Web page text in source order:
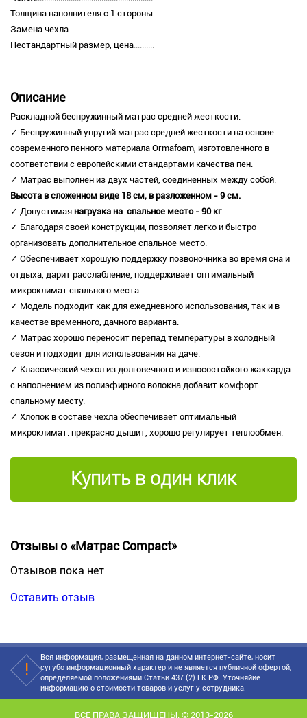
Толщина наполнителя с 1 стороны
Замена чехла
Нестандартный размер, цена
Описание
Раскладной беспружинный матрас средней жесткости.
✓ Беспружинный упругий матрас средней жесткости на основе
современного пенного материала Ormafoam, изготовленного в
соответствии с европейскими стандартами качества пен.
✓ Матрас выполнен из двух частей, соединенных между собой.
Высота в сложенном виде 18 см, в разложенном - 9 см.
✓ Допустимая нагрузка на спальное место - 90 кг.
✓ Благодаря своей конструкции, позволяет легко и быстро
организовать дополнительное спальное место.
✓ Обеспечивает хорошую поддержку позвоночника во время сна и
отдыха, дарит расслабление, поддерживает оптимальный
микроклимат спального места.
✓ Модель подходит как для ежедневного использования, так и в
качестве временного, дачного варианта.
✓ Матрас хорошо переносит перепад температуры в холодный
сезон и подходит для использования на даче.
✓ Классический чехол из долговечного и износостойкого жаккарда
с наполнением из полиэфирного волокна добавит комфорт
спальному месту.
✓ Хлопок в составе чехла обеспечивает оптимальный
микроклимат: прекрасно дышит, хорошо регулирует теплообмен.
Купить в один клик
Отзывы о «Матрас Compact»
Отзывов пока нет
Оставить отзыв
Вся информация, размещенная на данном интернет-сайте, носит
сугубо информационный характер и не является публичной офертой,
определяемой положениями Статьи 437 (2) ГК РФ. Уточняйие
информацию о стоимости товаров и услуг у сотрудника.
ВСЕ ПРАВА ЗАЩИЩЕНЫ. © 2013-2026